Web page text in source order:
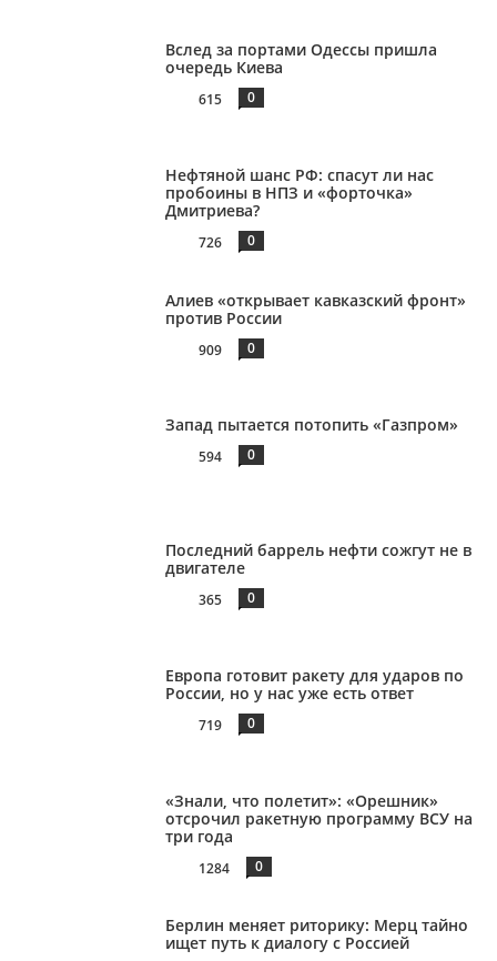
Вслед за портами Одессы пришла
очередь Киева
615 0
Нефтяной шанс РФ: спасут ли нас
пробоины в НПЗ и «форточка»
Дмитриева?
726 0
Алиев «открывает кавказский фронт»
против России
909 0
Запад пытается потопить «Газпром»
594 0
Последний баррель нефти сожгут не в
двигателе
365 0
Европа готовит ракету для ударов по
России, но у нас уже есть ответ
719 0
«Знали, что полетит»: «Орешник»
отсрочил ракетную программу ВСУ на
три года
1284 0
Берлин меняет риторику: Мерц тайно
ищет путь к диалогу с Россией